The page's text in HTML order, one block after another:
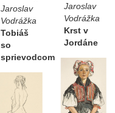
Jaroslav
Vodrážka
Tobiáš
so
sprievodcom
Jaroslav
Vodrážka
Krst v
Jordáne